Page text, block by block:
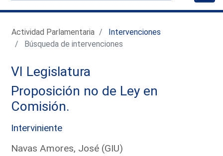
Actividad Parlamentaria
Intervenciones
Búsqueda de intervenciones
VI Legislatura
Proposición no de Ley en
Comisión.
Interviniente
Navas Amores, José (GIU)